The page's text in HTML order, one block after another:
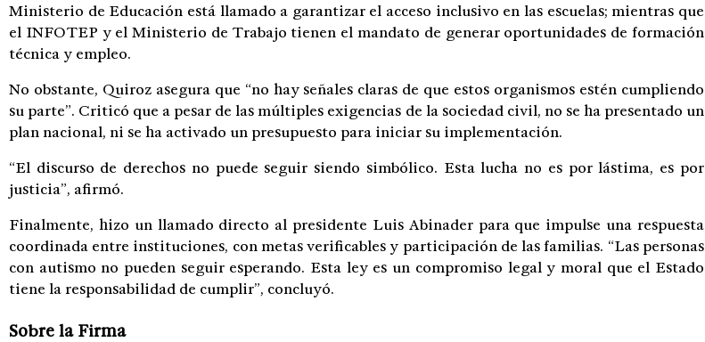
Ministerio de Educación está llamado a garantizar el acceso inclusivo en las escuelas; mientras que
el INFOTEP y el Ministerio de Trabajo tienen el mandato de generar oportunidades de formación
técnica y empleo.
No obstante, Quiroz asegura que “no hay señales claras de que estos organismos estén cumpliendo
su parte”. Criticó que a pesar de las múltiples exigencias de la sociedad civil, no se ha presentado un
plan nacional, ni se ha activado un presupuesto para iniciar su implementación.
“El discurso de derechos no puede seguir siendo simbólico. Esta lucha no es por lástima, es por
justicia”, afirmó.
Finalmente, hizo un llamado directo al presidente Luis Abinader para que impulse una respuesta
coordinada entre instituciones, con metas verificables y participación de las familias. “Las personas
con autismo no pueden seguir esperando. Esta ley es un compromiso legal y moral que el Estado
tiene la responsabilidad de cumplir”, concluyó.
Sobre la Firma